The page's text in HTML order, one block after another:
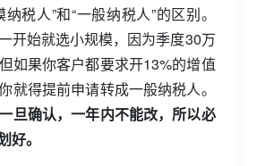
税人”和“一般纳税人”的区别。
开始就选小规模，因为季度30万
如果你客户都要求开13%的增值
就得提前申请转成一般纳税人。
旦确认，一年内不能改，所以必
好。